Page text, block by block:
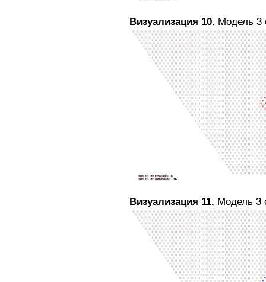
Визуализация 10. Модель 3
Визуализация 11. Модель 3